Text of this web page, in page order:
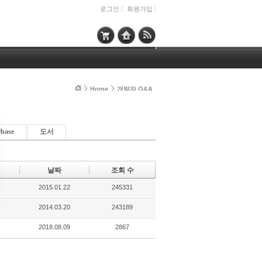
로그인 회원가입
Home 개발자 Q&A
도서
날짜 조회 수
2015.01.22 245331
2014.03.20 243189
2018.08.09 2867